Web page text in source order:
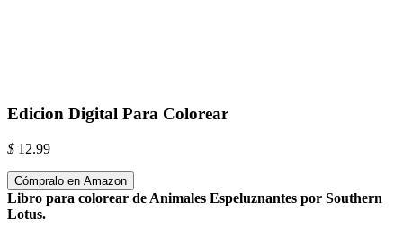
Edicion Digital Para Colorear
$ 12.99
Cómpralo en Amazon
Libro para colorear de Animales Espeluznantes por Southern
Lotus.